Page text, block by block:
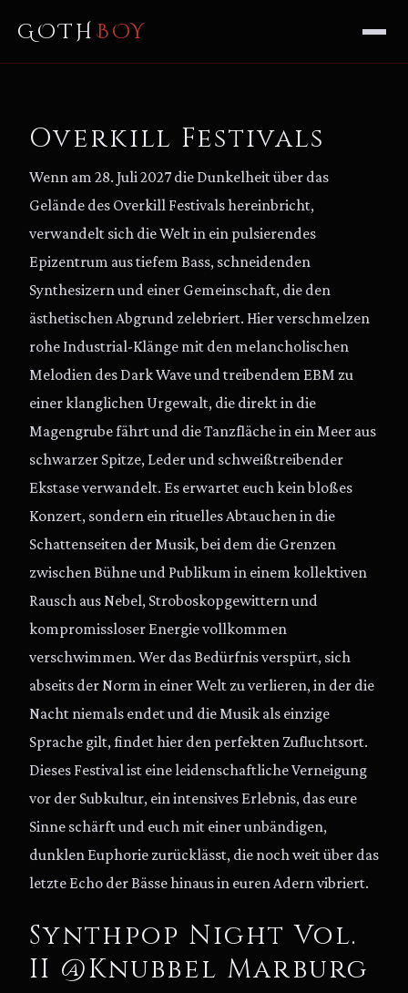
GOTH BOY
Overkill Festivals
Wenn am 28. Juli 2027 die Dunkelheit über das
Gelände des Overkill Festivals hereinbricht,
verwandelt sich die Welt in ein pulsierendes
Epizentrum aus tiefem Bass, schneidenden
Synthesizern und einer Gemeinschaft, die den
ästhetischen Abgrund zelebriert. Hier verschmelzen
rohe Industrial-Klänge mit den melancholischen
Melodien des Dark Wave und treibendem EBM zu
einer klanglichen Urgewalt, die direkt in die
Magengrube fährt und die Tanzfläche in ein Meer aus
schwarzer Spitze, Leder und schweißtreibender
Ekstase verwandelt. Es erwartet euch kein bloßes
Konzert, sondern ein rituelles Abtauchen in die
Schattenseiten der Musik, bei dem die Grenzen
zwischen Bühne und Publikum in einem kollektiven
Rausch aus Nebel, Stroboskopgewittern und
kompromissloser Energie vollkommen
verschwimmen. Wer das Bedürfnis verspürt, sich
abseits der Norm in einer Welt zu verlieren, in der die
Nacht niemals endet und die Musik als einzige
Sprache gilt, findet hier den perfekten Zufluchtsort.
Dieses Festival ist eine leidenschaftliche Verneigung
vor der Subkultur, ein intensives Erlebnis, das eure
Sinne schärft und euch mit einer unbändigen,
dunklen Euphorie zurücklässt, die noch weit über das
letzte Echo der Bässe hinaus in euren Adern vibriert.
Synthpop Night Vol.
II @Knubbel Marburg